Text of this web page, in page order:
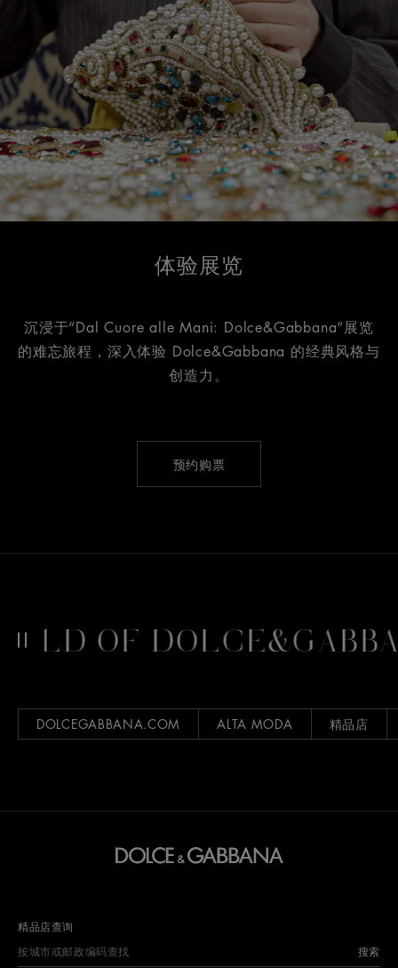
体验展览
沉浸于“Dal Cuore alle Mani: Dolce&Gabbana”展览
的难忘旅程，深入体验 Dolce&Gabbana 的经典风格与
创造力。
预约购票
OF DOLCE&GABBANA
DOLCEGABBANA.COM ALTA MODA 精品店
精品店查询
搜索